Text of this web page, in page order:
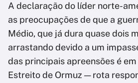
A declaração do líder norte-
as preocupações de que a
Médio, que já dura quase dois
arrastando devido a um
das principais apreensões é
Estreito de Ormuz — rota